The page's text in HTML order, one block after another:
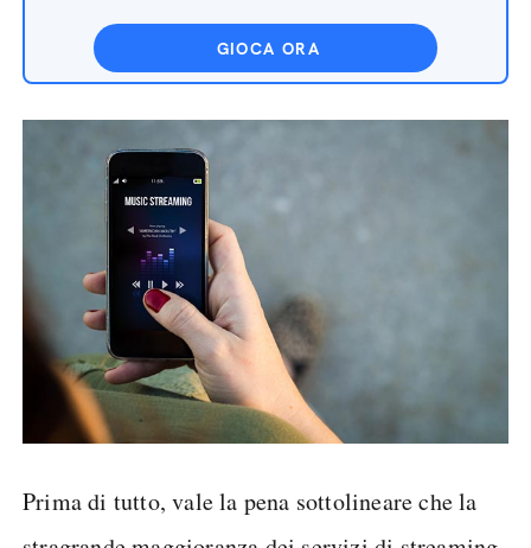
GIOCA ORA
Prima di tutto, vale la pena sottolineare che la